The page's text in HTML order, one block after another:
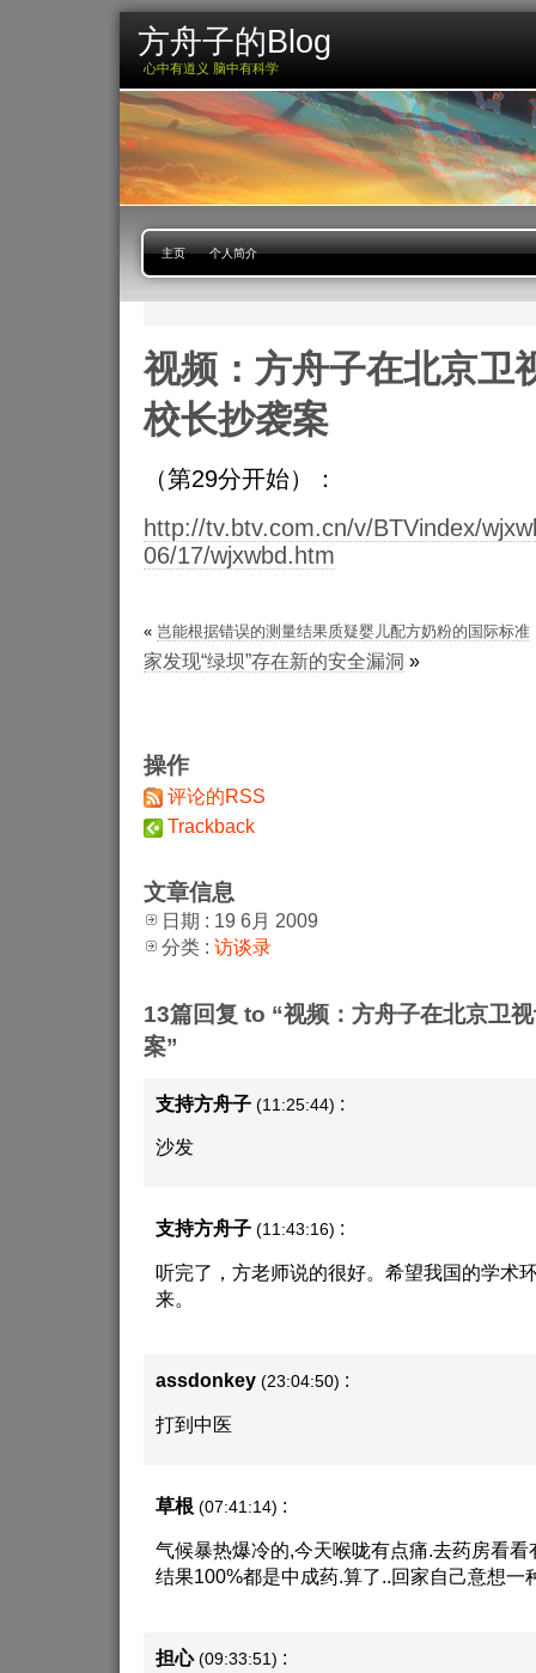
方舟子的Blog
心中有道义 脑中有科学
主页 个人简介
视频：方舟子在北京卫
校长抄袭案
（第29分开始）：
http://tv.btv.com.cn/v/BTVindex/
06/17/wjxwbd.htm
« 岂能根据错误的测量结果质疑婴儿配方奶粉的国际标准
家发现“绿坝”存在新的安全漏洞 »
操作
评论的RSS
Trackback
文章信息
日期 : 19 6月 2009
分类 : 访谈录
13篇回复 to “视频：方舟子在北京卫
案”
支持方舟子 (11:25:44) :
沙发
支持方舟子 (11:43:16) :
听完了，方老师说的很好。希望我国的学术
来。
assdonkey (23:04:50) :
打到中医
草根 (07:41:14) :
气候暴热爆冷的,今天喉咙有点痛.去药房看看
结果100%都是中成药.算了..回家自己意想一
担心 (09:33:51) :